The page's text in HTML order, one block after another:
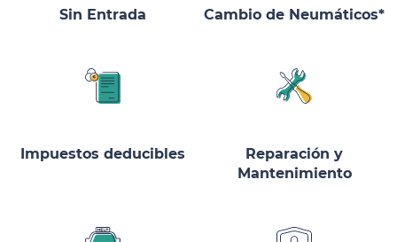
Sin Entrada Cambio de Neumáticos*
Impuestos deducibles
Reparación y
Mantenimiento